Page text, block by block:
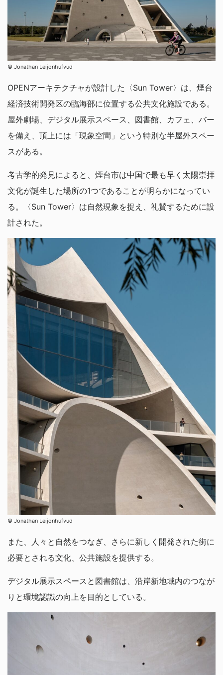
© Jonathan Leijonhufvud
OPENアーキテクチャが設計した〈Sun Tower〉は、煙台
経済技術開発区の臨海部に位置する公共文化施設である。
屋外劇場、デジタル展示スペース、図書館、カフェ、バー
を備え、頂上には「現象空間」という特別な半屋外スペー
スがある。
考古学的発見によると、煙台市は中国で最も早く太陽崇拝
文化が誕生した場所の1つであることが明らかになってい
る。〈Sun Tower〉は自然現象を捉え、礼賛するために設
計された。
© Jonathan Leijonhufvud
また、人々と自然をつなぎ、さらに新しく開発された街に
必要とされる文化、公共施設を提供する。
デジタル展示スペースと図書館は、沿岸新地域内のつなが
りと環境認識の向上を目的としている。